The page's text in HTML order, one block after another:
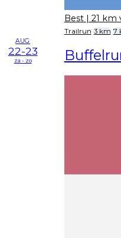
Best | 21 km
Trailrun 3 km 7
AUG
22-23
za - zo